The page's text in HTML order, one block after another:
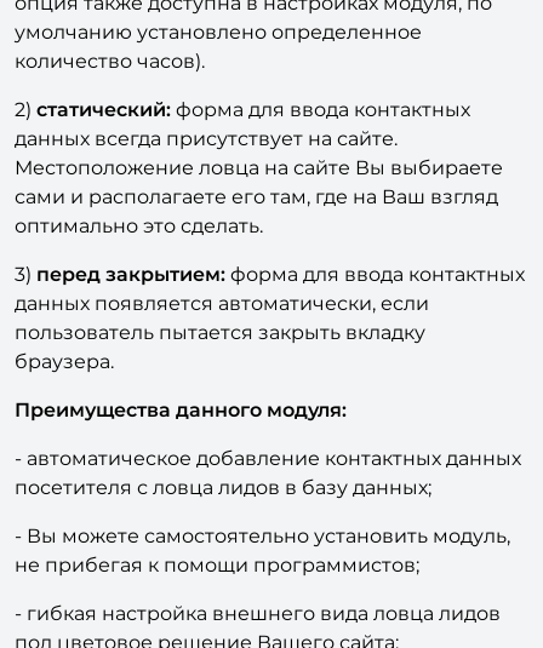
ранее установленного Вами времени (данная
опция также доступна в настройках модуля, по
умолчанию установлено определенное
количество часов).
2)статический: форма для ввода контактных
данных всегда присутствует на сайте.
Местоположение ловца на сайте Вы выбираете
сами и располагаете его там, где на Ваш взгляд
оптимально это сделать.
3)перед закрытием:форма для ввода контактных
данных появляется автоматически, если
пользователь пытается закрыть вкладку
браузера.
Преимущества данного модуля:
- автоматическое добавление контактных данных
посетителя с ловца лидов в базу данных;
- Вы можете самостоятельно установить модуль,
не прибегая к помощи программистов;